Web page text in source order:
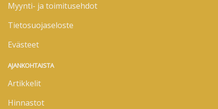
Myynti- ja toimitusehdot
Tietosuojaseloste
Evästeet
AJANKOHTAISTA
Artikkelit
Hinnastot